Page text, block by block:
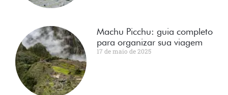
Machu Picchu: guia completo
para organizar sua viagem
17 de maio de 2025